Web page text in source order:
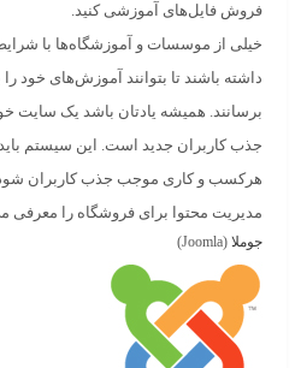
فروش فایل‌های آموزشی کنید.
خیلی از موسسات و آموزشگاه‌ها با
داشته باشند تا بتوانند آموزش‌های خود
برسانند. همیشه یادتان باشد یک سایت
جذب کاربران جدید است. این سیستم باید
هرکسب و کاری موجب جذب کاربران
مدیریت محتوا برای فروشگاه را معرفی
جوملا (Joomla)